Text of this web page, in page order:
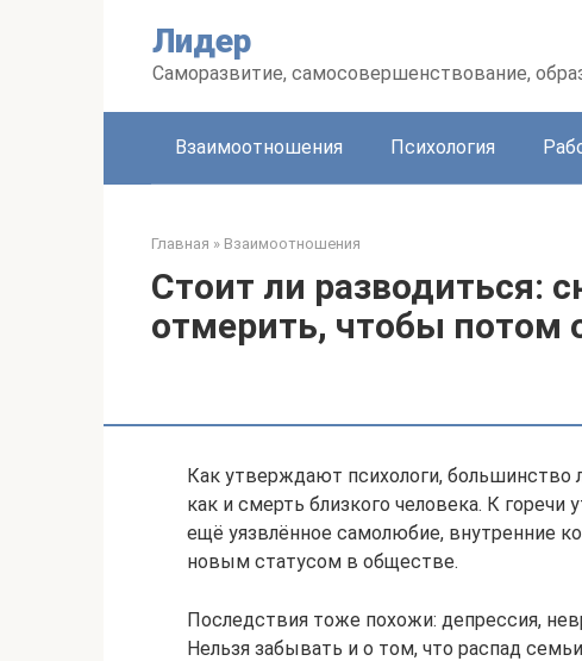
Лидер
Саморазвитие, самосовершенствование,
Взаимоотношения Психология
Главная » Взаимоотношения
Стоит ли разводиться:
отмерить, чтобы потом
Как утверждают психологи,
как и смерть близкого человека. К
ещё уязвлённое самолюбие, внутренние
новым статусом в обществе.
Последствия тоже похожи: депрессия,
Нельзя забывать и о том, что распад